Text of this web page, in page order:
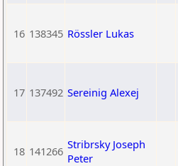
16 138345 Rössler Lukas
17 137492 Sereinig Alexej
18 141266 Stribrsky Joseph
Peter